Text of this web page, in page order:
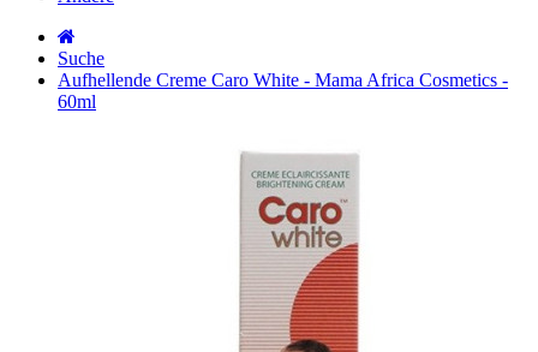
Suche
Aufhellende Creme Caro White - Mama Africa Cosmetics -
60ml